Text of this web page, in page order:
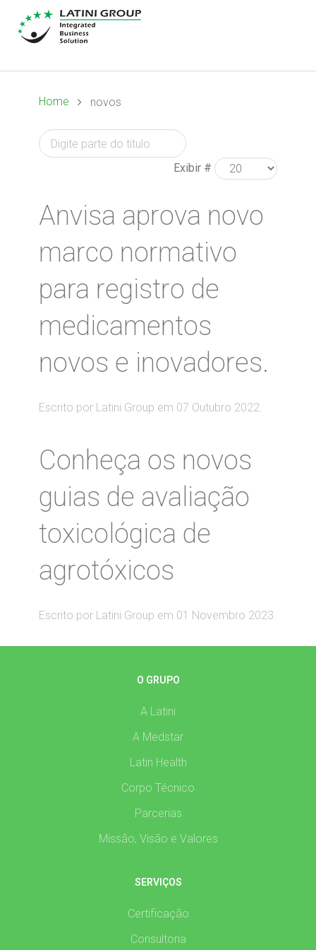
Home novos
Exibir #
Anvisa aprova novo
marco normativo
para registro de
medicamentos
novos e inovadores.
Escrito por Latini Group em 07 Outubro 2022.
Conheça os novos
guias de avaliação
toxicológica de
agrotóxicos
Escrito por Latini Group em 01 Novembro 2023.
O GRUPO
A Latini
A Medstar
Latin Health
Corpo Técnico
Parcerias
Missão, Visão e Valores
SERVIÇOS
Certificação
Consultoria